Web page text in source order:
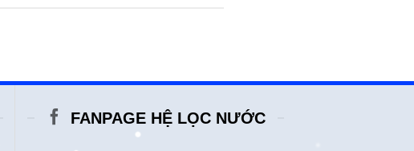
FANPAGE HỆ LỌC NƯỚC